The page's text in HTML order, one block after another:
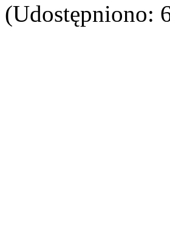
(Udostępniono: